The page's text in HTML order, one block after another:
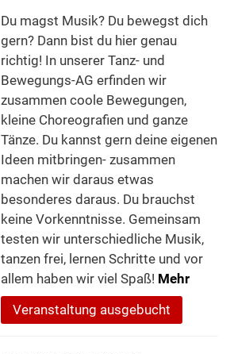
Du magst Musik? Du bewegst dich
gern? Dann bist du hier genau
richtig! In unserer Tanz- und
Bewegungs-AG erfinden wir
zusammen coole Bewegungen,
kleine Choreografien und ganze
Tänze. Du kannst gern deine eigenen
Ideen mitbringen- zusammen
machen wir daraus etwas
besonderes daraus. Du brauchst
keine Vorkenntnisse. Gemeinsam
testen wir unterschiedliche Musik,
tanzen frei, lernen Schritte und vor
allem haben wir viel Spaß! Mehr
Veranstaltung ausgebucht